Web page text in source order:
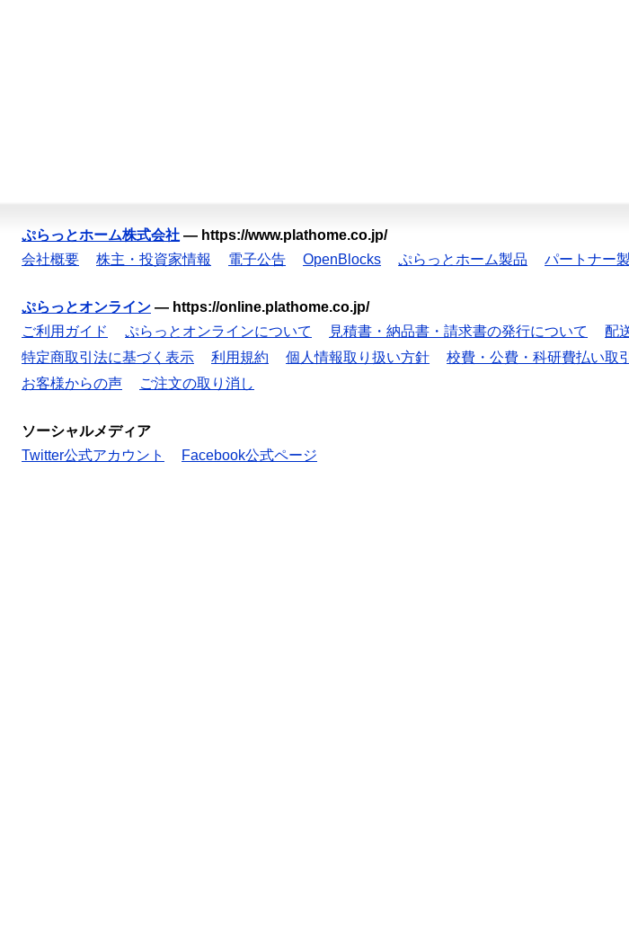
ぷらっとホーム株式会社 — https://www.plathome.co.jp/
会社概要
株主・投資家情報 電子公告 OpenBlocks ぷらっとホーム製品 パートナー
ぷらっとオンライン — https://online.plathome.co.jp/
ご利用ガイド
ぷらっとオンラインについて 見積書・納品書・請求書の発行について 配
特定商取引法に基づく表示
利用規約 個人情報取り扱い方針 校費・公費・科研費払い取
お客様からの声
ご注文の取り消し
ソーシャルメディア
Twitter公式アカウント
Facebook公式ページ